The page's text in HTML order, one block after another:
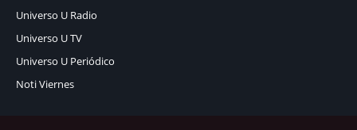
Universo U Radio
Universo U TV
Universo U Periódico
Noti Viernes